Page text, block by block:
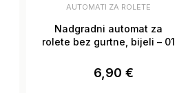
AUTOMATI ZA ROLETE
Nadgradni automat za
rolete bez gurtne, bijeli – 01
6,90 €